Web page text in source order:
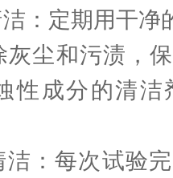
定期用干净
灰尘和污渍，
性成分的清洁
每次试验完